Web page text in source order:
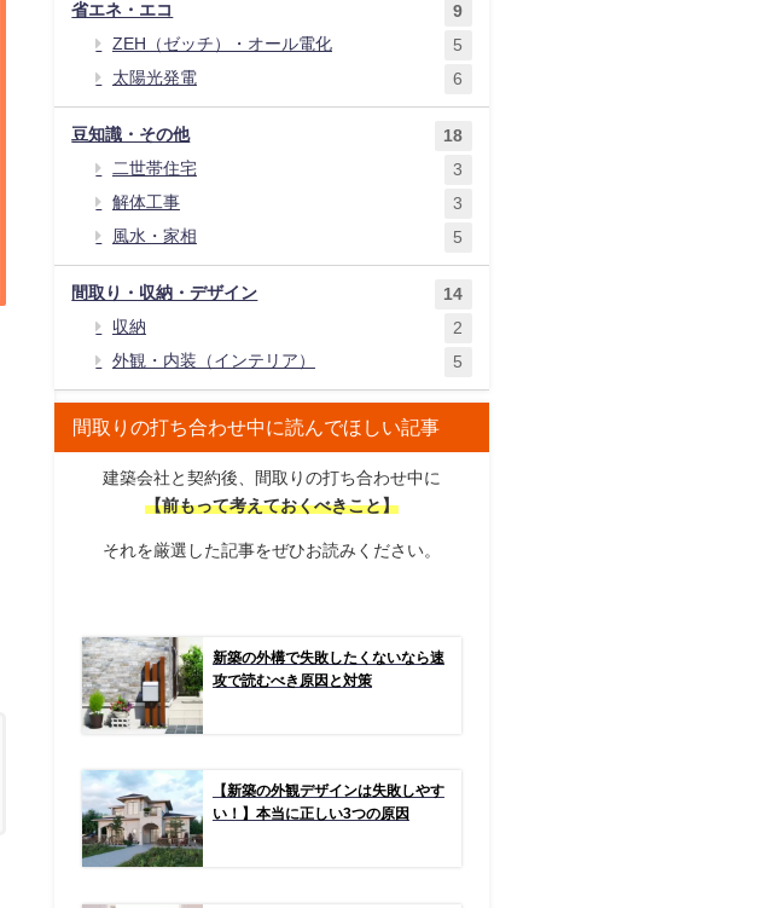
省エネ・エコ
9
ZEH（ゼッチ）・オール電化
5
太陽光発電
6
豆知識・その他
18
二世帯住宅
3
解体工事
3
風水・家相
5
間取り・収納・デザイン
14
収納
2
外観・内装（インテリア）
5
間取りの打ち合わせ中に読んでほしい記事
建築会社と契約後、間取りの打ち合わせ中に
【前もって考えておくべきこと】
それを厳選した記事をぜひお読みください。
新築の外構で失敗したくないなら速
攻で読むべき原因と対策
【新築の外観デザインは失敗しやす
い！】本当に正しい3つの原因